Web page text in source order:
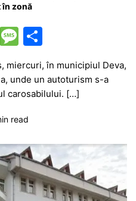
în zonă
T
M
s
s
a
g
e
ar
ta
je
ă
miercuri, în municipiul Deva,
unde un autoturism s-a
carosabilului. […]
read